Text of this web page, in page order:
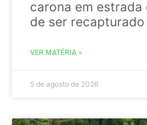
carona em
de ser recapturado
VER MATÉRIA »
5 de agosto de 2026